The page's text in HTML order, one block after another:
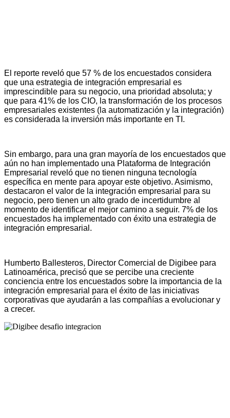
El reporte reveló que 57 % de los encuestados considera
que una estrategia de integración empresarial es
imprescindible para su negocio, una prioridad absoluta; y
que para 41% de los CIO, la transformación de los procesos
empresariales existentes (la automatización y la integración)
es considerada la inversión más importante en TI.
Sin embargo, para una gran mayoría de los encuestados que
aún no han implementado una Plataforma de Integración
Empresarial reveló que no tienen ninguna tecnología
específica en mente para apoyar este objetivo. Asimismo,
destacaron el valor de la integración empresarial para su
negocio, pero tienen un alto grado de incertidumbre al
momento de identificar el mejor camino a seguir. 7% de los
encuestados ha implementado con éxito una estrategia de
integración empresarial.
Humberto Ballesteros, Director Comercial de Digibee para
Latinoamérica, precisó que se percibe una creciente
conciencia entre los encuestados sobre la importancia de la
integración empresarial para el éxito de las iniciativas
corporativas que ayudarán a las compañías a evolucionar y
a crecer.